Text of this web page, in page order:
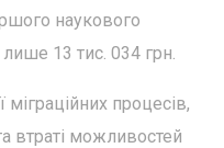
наукового
13 тис. 034 грн.
міграційних процесів,
втраті можливостей